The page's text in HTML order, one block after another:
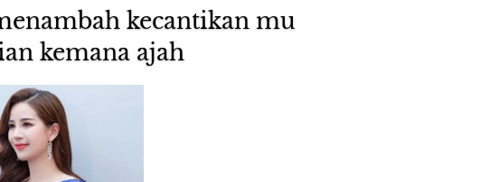
kecantikan mu
kemana ajah